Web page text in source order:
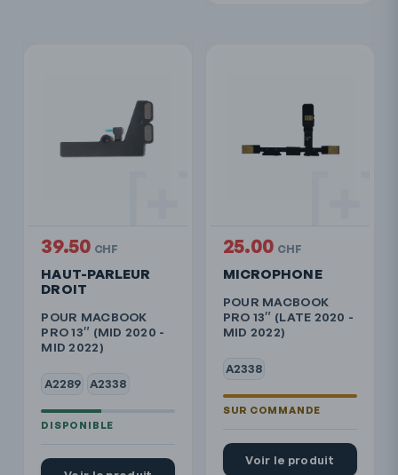
HAUT-PARLEUR
DROIT
POUR MACBOOK
PRO 13″ (MID 2020 -
MID 2022)
A2289 A2338
39.50 CHF
MICROPHONE
POUR MACBOOK
PRO 13″ (LATE 2020 -
MID 2022)
A2338
25.00 CHF
Voir le produit